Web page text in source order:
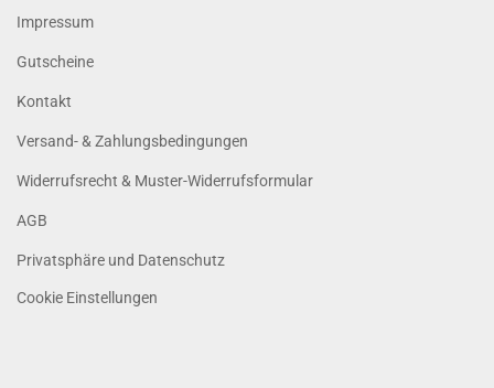
Impressum
Gutscheine
Kontakt
Versand- & Zahlungsbedingungen
Widerrufsrecht & Muster-Widerrufsformular
AGB
Privatsphäre und Datenschutz
Cookie Einstellungen